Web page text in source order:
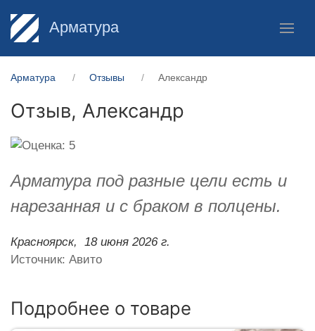
Арматура
Арматура Отзывы Александр
Отзыв, Александр
Арматура под разные цели есть и
нарезанная и с браком в полцены.
Красноярск,
18 июня 2026 г.
Источник: Авито
Подробнее о товаре